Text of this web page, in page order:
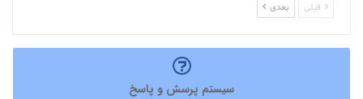
قبلی بعدی
سیستم پرسش و پاسخ